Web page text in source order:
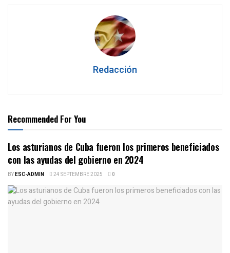
Redacción
Recommended For You
Los asturianos de Cuba fueron los primeros beneficiados
con las ayudas del gobierno en 2024
BYESC-ADMIN 24 SEPTEMBRE 2025 0